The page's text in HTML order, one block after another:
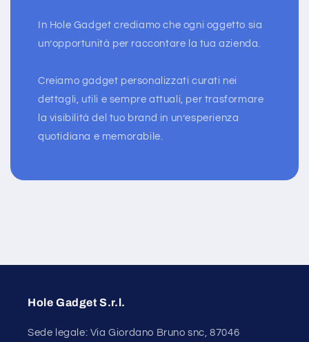
In Hole Gadget crediamo che ogni oggetto sia
un’opportunità per raccontare la tua azienda.
Creiamo gadget personalizzati curati nei
dettagli, utili e sempre attuali, per trasformare
la visibilità del tuo brand in un’esperienza
quotidiana e memorabile.
Hole Gadget S.r.l.
Sede legale: Via Giordano Bruno snc, 87046